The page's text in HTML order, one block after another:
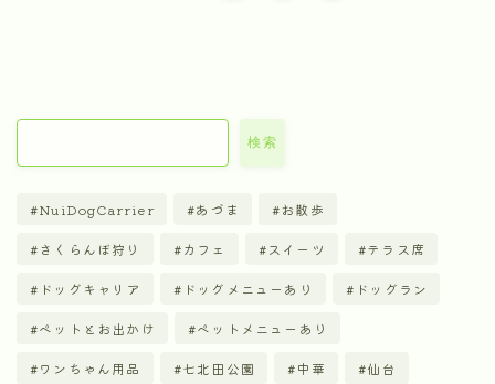
検索
NuiDogCarrier あづま お散歩
さくらんぼ狩り カフェ スイーツ テラス席
ドッグキャリア ドッグメニューあり ドッグラン
ペットとお出かけ ペットメニューあり
ワンちゃん用品 七北田公園 中華 仙台